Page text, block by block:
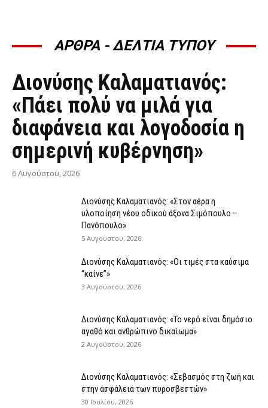
ΑΡΘΡΑ - ΔΕΛΤΙΑ ΤΥΠΟΥ
ΆΡΘΡΑ - ΔΕΛΤΊΑ ΤΎΠΟΥ
Διονύσης Καλαματιανός:
«Πάει πολύ να μιλά για
διαφάνεια και λογοδοσία η
σημερινή κυβέρνηση»
6 Αυγούστου, 2026
Διονύσης Καλαματιανός: «Στον αέρα η
υλοποίηση νέου οδικού άξονα Σιμόπουλο –
Πανόπουλο»
5 Αυγούστου, 2026
Διονύσης Καλαματιανός: «Οι τιμές στα καύσιμα
“καίνε”»
3 Αυγούστου, 2026
Διονύσης Καλαματιανός: «Το νερό είναι δημόσιο
αγαθό και ανθρώπινο δικαίωμα»
2 Αυγούστου, 2026
Διονύσης Καλαματιανός: «Σεβασμός στη ζωή και
στην ασφάλεια των πυροσβεστών»
30 Ιουλίου, 2026